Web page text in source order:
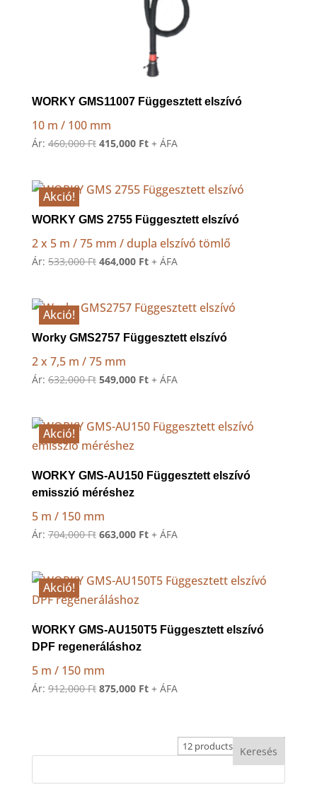
WORKY GMS11007 Függesztett elszívó
10 m / 100 mm
Ár: 460,000Ft Original
460,000 Ft.
415,000 FtCurrent
415,000 Ft.
+ ÁFA
Akció!
WORKY GMS 2755 Függesztett elszívó
2 x 5 m / 75 mm / dupla elszívó tömlő
Ár: 533,000Ft Original
533,000 Ft.
464,000 FtCurrent
464,000 Ft.
+ ÁFA
Akció!
Worky GMS2757 Függesztett elszívó
2 x 7,5 m / 75 mm
Ár: 632,000Ft Original
632,000 Ft.
549,000 FtCurrent
549,000 Ft.
+ ÁFA
Akció!
WORKY GMS-AU150 Függesztett elszívó
emisszió méréshez
5 m / 150 mm
Ár: 704,000Ft Original
704,000 Ft.
663,000 FtCurrent
663,000 Ft.
+ ÁFA
Akció!
WORKY GMS-AU150T5 Függesztett elszívó
DPF regeneráláshoz
5 m / 150 mm
Ár: 912,000Ft Original
875,000 FtCurrent
875,000 Ft.
+ ÁFA